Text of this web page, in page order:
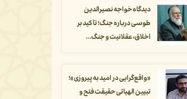
دیدگاه خواجه نصیرالدین
طوسی درباره جنگ؛ تأکید بر
اخلاق، عقلانیت و جنگ...
«واقع‌گرایی در امید به پیروزی»؛
تبیین الهیاتی حقیقت فتح و